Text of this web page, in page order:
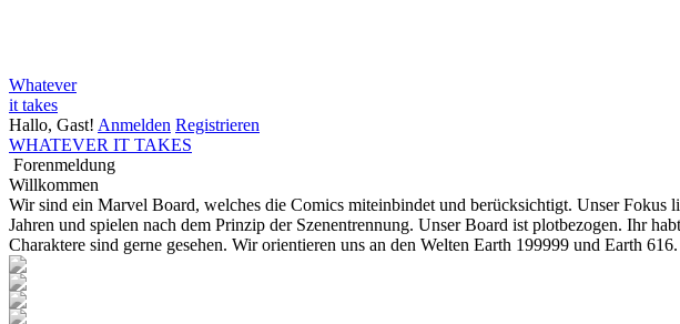
Whatever
it takes
Hallo, Gast! Anmelden Registrieren
WHATEVER IT TAKES
Forenmeldung
Willkommen
Wir sind ein Marvel Board, welches die Comics miteinbindet und berücksichtigt. Unser
Jahren und spielen nach dem Prinzip der Szenentrennung. Unser Board ist plotbezogen. Ihr
Charaktere sind gerne gesehen. Wir orientieren uns an den Welten Earth 199999 und Earth